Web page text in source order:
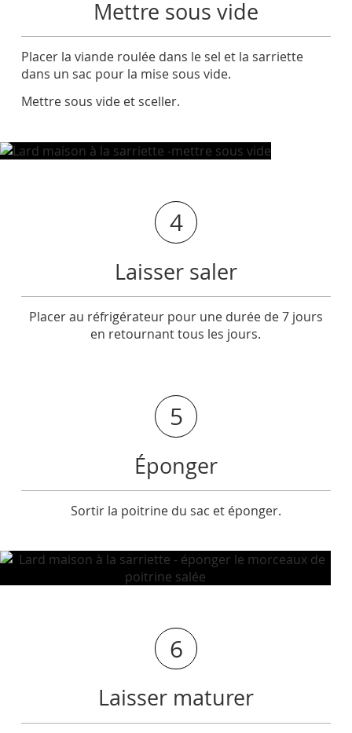
Mettre sous vide
Placer la viande roulée dans le sel et la sarriette
dans un sac pour la mise sous vide.
Mettre sous vide et sceller.
4
Laisser saler
Placer au réfrigérateur pour une durée de 7 jours
en retournant tous les jours.
5
Éponger
Sortir la poitrine du sac et éponger.
6
Laisser maturer